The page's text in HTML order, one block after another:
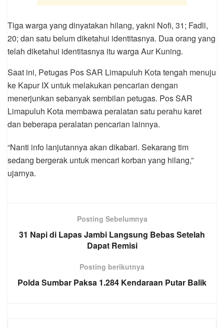
Tiga warga yang dinyatakan hilang, yakni Nofi, 31; Fadli,
20; dan satu belum diketahui identitasnya. Dua orang yang
telah diketahui identitasnya itu warga Aur Kuning.
Saat ini, Petugas Pos SAR Limapuluh Kota tengah menuju
ke Kapur IX untuk melakukan pencarian dengan
menerjunkan sebanyak sembilan petugas. Pos SAR
Limapuluh Kota membawa peralatan satu perahu karet
dan beberapa peralatan pencarian lainnya.
“Nanti info lanjutannya akan dikabari. Sekarang tim
sedang bergerak untuk mencari korban yang hilang,”
ujarnya.
Posting Sebelumnya
31 Napi di Lapas Jambi Langsung Bebas Setelah
Dapat Remisi
Posting berikutnya
Polda Sumbar Paksa 1.284 Kendaraan Putar Balik